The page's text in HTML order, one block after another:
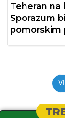
Teheran na
Sporazum
pomorskim